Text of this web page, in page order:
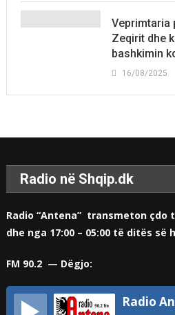
Veprimtaria
Zeqirit dhe
bashkimin
16/08/2025
Radio në Shqip.dk
Radio “Antena” transmeton çdo
dhe nga 17:00 – 05:00 të ditës së
FM 90.2 — Dëgjo: